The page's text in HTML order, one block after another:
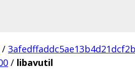
/
/ libavutil